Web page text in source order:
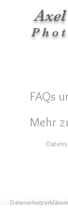
​​P h o
FAQs
Mehr